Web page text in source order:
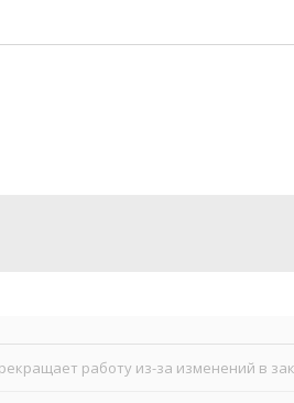
работу из-за изменений в